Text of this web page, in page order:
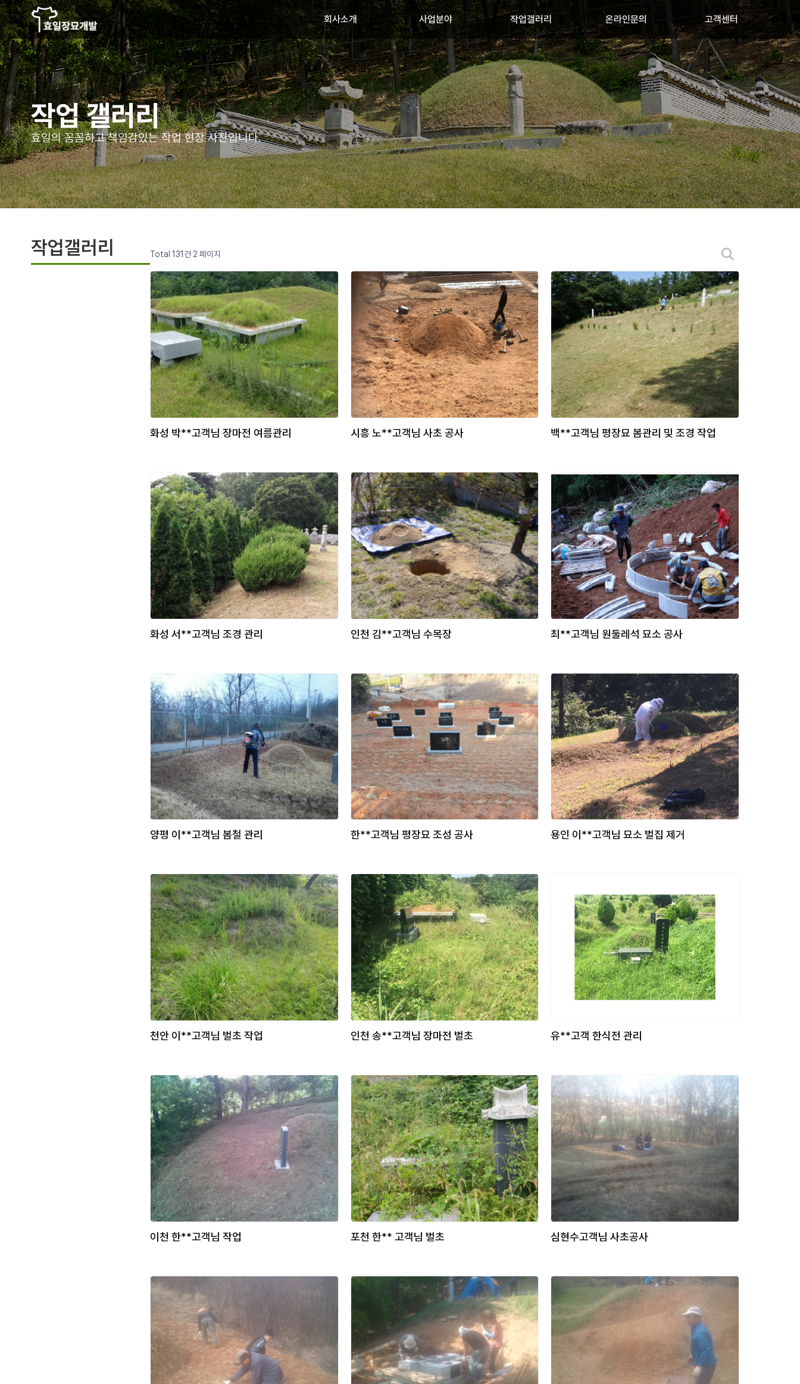
회사소개 사업분야 작업갤러리 온라인문의 고객센터
작업 갤러리
효일의 꼼꼼하고 책임감있는작업 현장 사진입니다.
작업갤러리 Total 131건 2 페이지
화성 박**고객님 장마전 여름관리 시흥 노**고객님 사초 공사 백**고객님 평장묘 봄관리 및 조경 작업
화성 서**고객님 조경 관리 인천 김**고객님 수목장 최**고객님 원둘레석 묘소 공사
양평 이**고객님 봄철 관리 한**고객님 평장묘 조성 공사 용인 이**고객님 묘소 벌집 제거
천안 이**고객님 벌초 작업 인천 송**고객님 장마전 벌초 유**고객 한식전 관리
이천 한**고객님 작업 포천 한** 고객님 벌초 심현수고객님 사초공사